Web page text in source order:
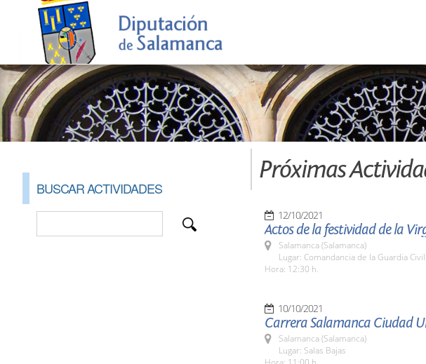
BUSCAR ACTIVIDADES
Próximas
12/10/2021
Actos de la festividad de la
Salamanca (Salamanca)
Lugar: Comandancia de la Guardia Civil
Hora: 12:30 h.
10/10/2021
Carrera Salamanca Ciudad
Salamanca (Salamanca)
Lugar: Salas Bajas